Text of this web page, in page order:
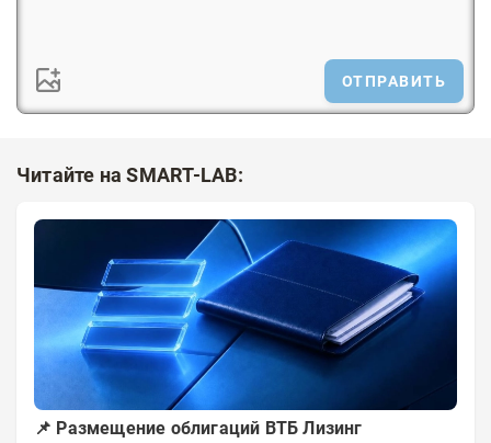
ОТПРАВИТЬ
Читайте на SMART-LAB:
📌 Размещение облигаций ВТБ Лизинг